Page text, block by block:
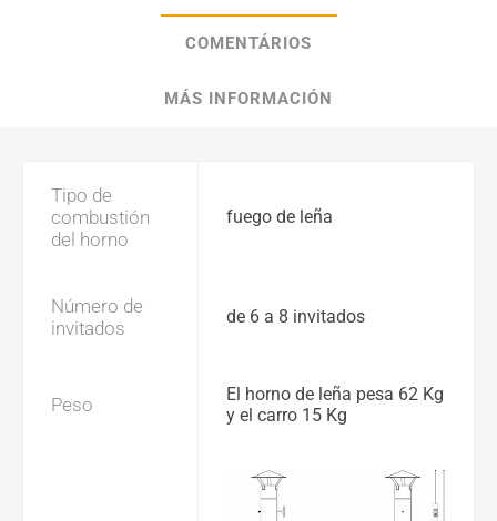
COMENTÁRIOS
MÁS INFORMACIÓN
Tipo de
combustión
del horno
fuego de leña
Número de
invitados
de 6 a 8 invitados
Peso
El horno de leña pesa 62 Kg
y el carro 15 Kg